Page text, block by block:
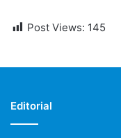
Post Views: 145
Editorial